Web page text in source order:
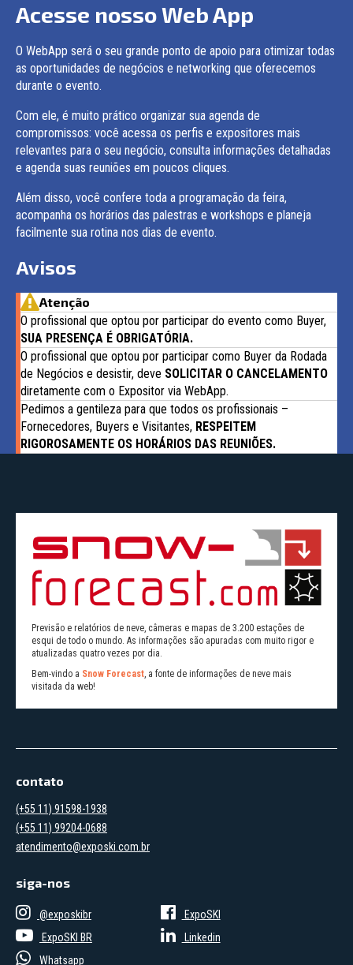
Acesse nosso Web App
O WebApp será o seu grande ponto de apoio para otimizar todas
as oportunidades de negócios e networking que oferecemos
durante o evento.
Com ele, é muito prático organizar sua agenda de
compromissos: você acessa os perfis e expositores mais
relevantes para o seu negócio, consulta informações detalhadas
e agenda suas reuniões em poucos cliques.
Além disso, você confere toda a programação da feira,
acompanha os horários das palestras e workshops e planeja
facilmente sua rotina nos dias de evento.
Avisos
Atenção
O profissional que optou por participar do evento como Buyer,
SUA PRESENÇA É OBRIGATÓRIA.
O profissional que optou por participar como Buyer da Rodada
de Negócios e desistir, deve SOLICITAR O CANCELAMENTO
diretamente com o Expositor via WebApp.
Pedimos a gentileza para que todos os profissionais –
Fornecedores, Buyers e Visitantes, RESPEITEM
RIGOROSAMENTE OS HORÁRIOS DAS REUNIÕES.
Previsão e relatórios de neve, câmeras e mapas de 3.200 estações de
esqui de todo o mundo. As informações são apuradas com muito rigor e
atualizadas quatro vezes por dia.
Bem-vindo a Snow Forecast, a fonte de informações de neve mais
visitada da web!
contato
(+55 11) 91598-1938
(+55 11) 99204-0688
atendimento@exposki.com.br
siga-nos
@exposkibr
ExpoSKI
ExpoSKI BR
Linkedin
Whatsapp